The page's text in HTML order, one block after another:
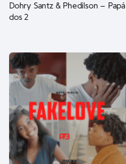
Dohry Santz & Phedilson – Papá
dos 2